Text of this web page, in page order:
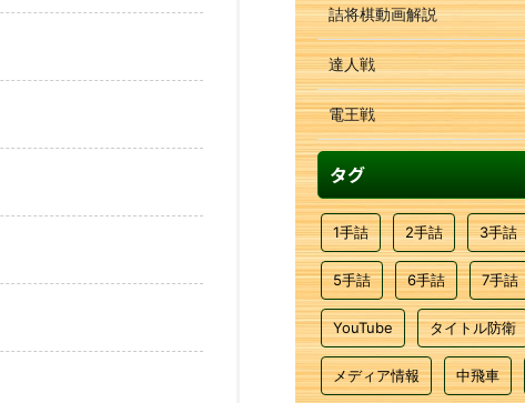
詰将棋動画解説
達人戦
電王戦
タグ
1手詰 2手詰 3手詰
5手詰 6手詰 7手詰
YouTube タイトル防衛
メディア情報 中飛車